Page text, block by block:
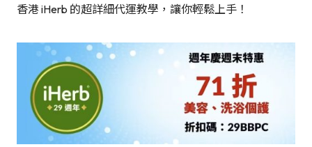
香港 iHerb 的超詳細代運教學，讓你輕鬆上手！